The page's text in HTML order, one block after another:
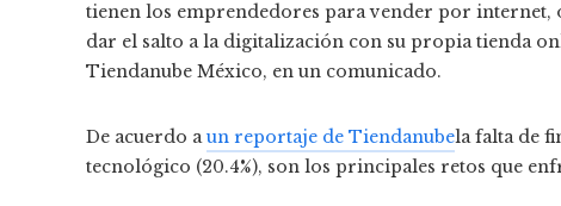
tienen los emprendedores para vender por internet,
dar el salto a la digitalización con su propia tienda
Tiendanube México, en un comunicado.
De acuerdo aun reportaje de Tiendanubela falta de
tecnológico (20.4%), son los principales retos que